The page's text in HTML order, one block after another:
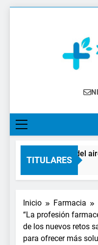
Noticias
TITULARES
El impacto del
2 Días Atrás
Inicio
Farmacia
“La profesión
de los nuevos retos
para ofrecer más